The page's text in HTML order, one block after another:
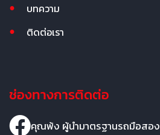
บทความ
ติดต่อเรา
ช่องทางการติดต่อ
คุณพ้ง ผู้นำมาตรฐานรถมือสอง